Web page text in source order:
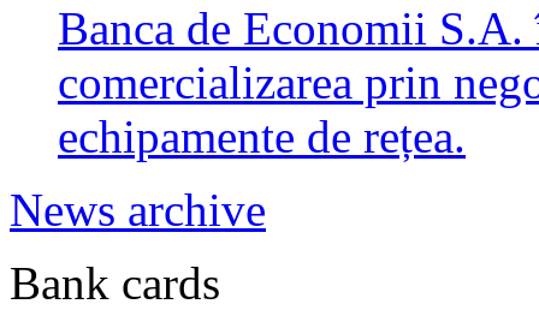
Banca de Economii
comercializarea prin
echipamente de rețea.
News archive
Bank cards